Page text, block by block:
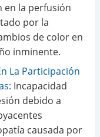
en la perfusión
por la
de color en
inminente.
La Participación
Incapacidad
debido a
causada por